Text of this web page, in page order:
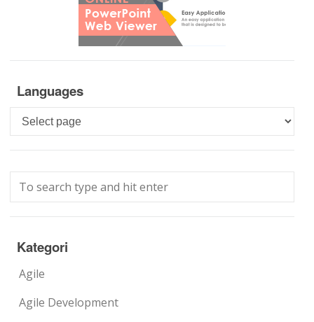
Languages
Languages
Kategori
Agile
Agile Development